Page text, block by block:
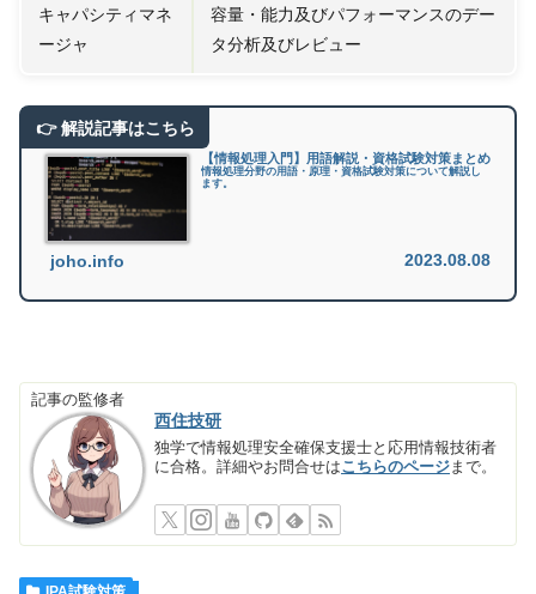
キャパシティマネ
ージャ
容量・能力及びパフォーマンスのデー
タ分析及びレビュー
【情報処理入門】用語解説・資格試験対策まとめ
情報処理分野の用語・原理・資格試験対策について解説し
ます。
joho.info 2023.08.08
記事の監修者
西住技研
独学で情報処理安全確保支援士と応用情報技術者
に合格。詳細やお問合せはこちらのページまで。